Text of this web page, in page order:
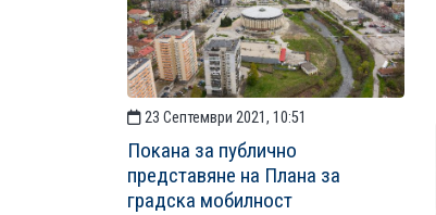
23 Септември 2021, 10:51
Покана за публично
представяне на Плана за
градска мобилност